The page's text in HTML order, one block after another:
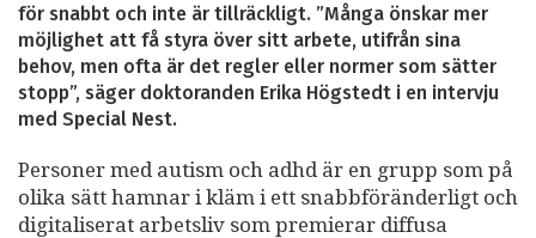
för snabbt och inte är tillräckligt. ”Många önskar mer
möjlighet att få styra över sitt arbete, utifrån sina
behov, men ofta är det regler eller normer som sätter
stopp”, säger doktoranden Erika Högstedt i en intervju
med Special Nest.
Personer med autism och adhd är en grupp som på
olika sätt hamnar i kläm i ett snabbföränderligt och
digitaliserat arbetsliv som premierar diffusa